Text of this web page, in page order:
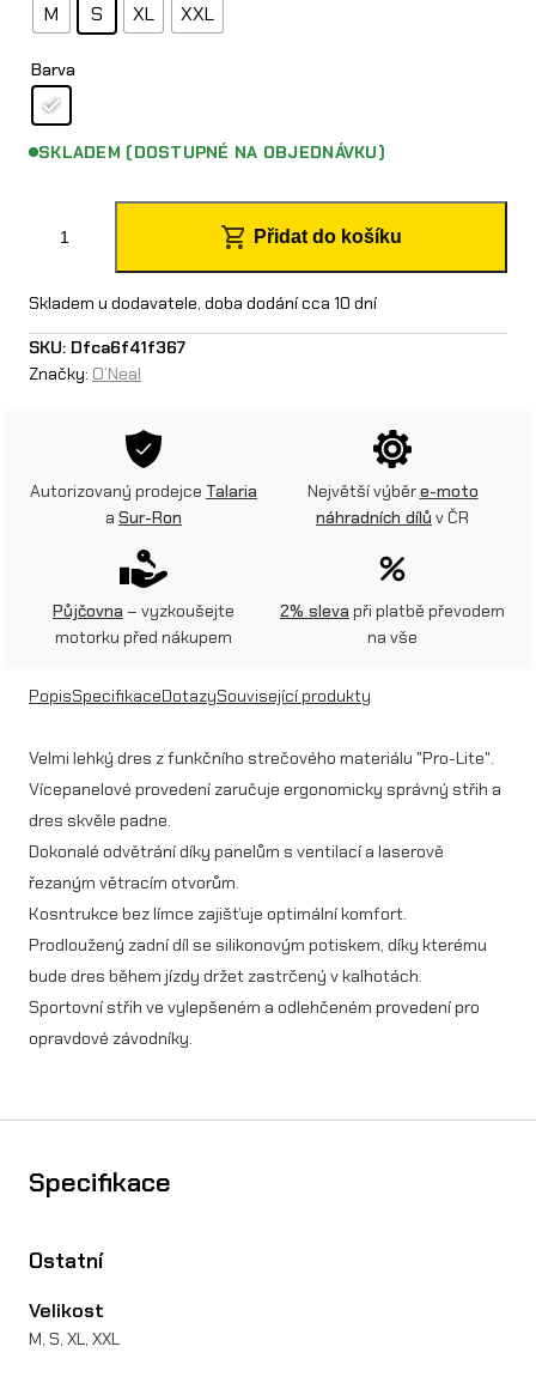
M S XL XXL
Barva
SKLADEM (DOSTUPNÉ NA OBJEDNÁVKU)
N
e
a
O
D
I
G
Y
F
I
E
O
R
o
Přidat do košíku
Skladem u dodavatele, doba dodání cca 10 dní
SKU: Dfca6f41f367
Značky: O’Neal
Autorizovaný prodejce Talaria
a Sur-Ron
Největší výběre-moto
náhradních dílů v ČR
Půjčovna – vyzkoušejte
motorku před nákupem
2% sleva při platbě převodem
na vše
PopisSpecifikaceDotazySouvisející produkty
Velmi lehký dres z funkčního strečového materiálu "Pro-Lite".
Vícepanelové provedení zaručuje ergonomicky správný střih a
dres skvěle padne.
Dokonalé odvětrání díky panelům s ventilací a laserově
řezaným větracím otvorům.
Kosntrukce bez límce zajišťuje optimální komfort.
Prodloužený zadní díl se silikonovým potiskem, díky kterému
bude dres během jízdy držet zastrčený v kalhotách.
Sportovní střih ve vylepšeném a odlehčeném provedení pro
opravdové závodníky.
Specifikace
Ostatní
Velikost
M, S, XL, XXL